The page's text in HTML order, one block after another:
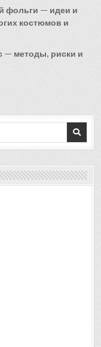
фольги — идеи и
костюмов и
— методы, риски и